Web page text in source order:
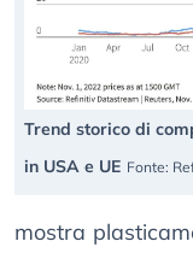
Trend storico di
in USA e UE Fonte:
mostra